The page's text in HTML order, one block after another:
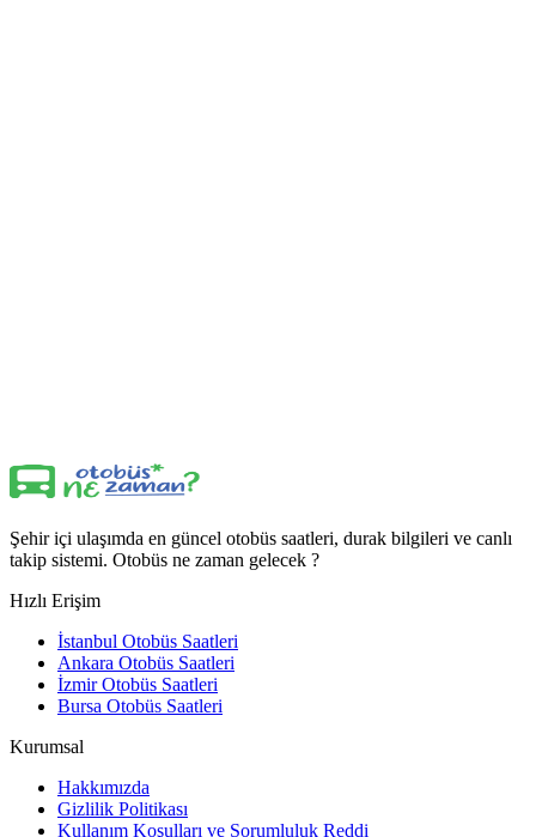
Şehir içi ulaşımda en güncel otobüs saatleri, durak bilgileri ve canlı
takip sistemi. Otobüs ne zaman gelecek ?
Hızlı Erişim
İstanbul Otobüs Saatleri
Ankara Otobüs Saatleri
İzmir Otobüs Saatleri
Bursa Otobüs Saatleri
Kurumsal
Hakkımızda
Gizlilik Politikası
Kullanım Koşulları ve Sorumluluk Reddi